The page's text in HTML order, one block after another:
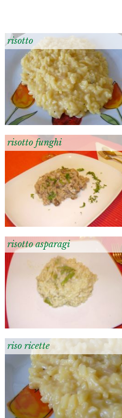
risotto
risotto funghi
risotto asparagi
riso ricette